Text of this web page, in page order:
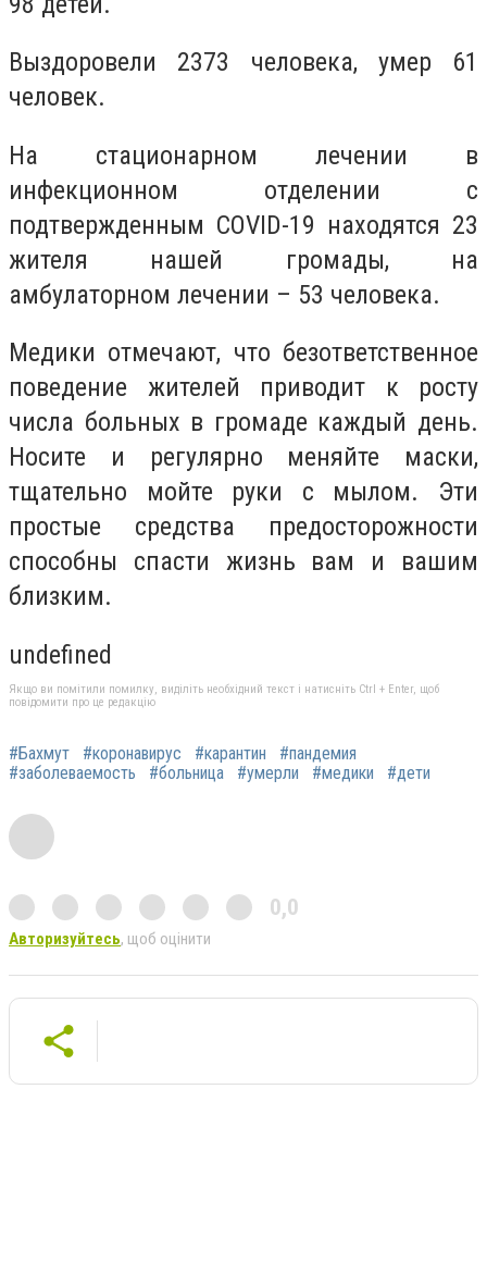
Выздоровели 2373 человека, умер 61
человек.
На стационарном лечении в
инфекционном отделении с
подтвержденным COVID-19 находятся 23
жителя нашей громады, на
амбулаторном лечении – 53 человека.
Медики отмечают, что безответственное
поведение жителей приводит к росту
числа больных в громаде каждый день.
Носите и регулярно меняйте маски,
тщательно мойте руки с мылом. Эти
простые средства предосторожности
способны спасти жизнь вам и вашим
близким.
undefined
Якщо ви помітили помилку, виділіть необхідний текст і натисніть Ctrl + Enter, щоб
повідомити про це редакцію
#Бахмут #коронавирус #карантин
#пандемия
#заболеваемость
#больница #умерли #медики #дети
0,0
Авторизуйтесь, щоб оцінити